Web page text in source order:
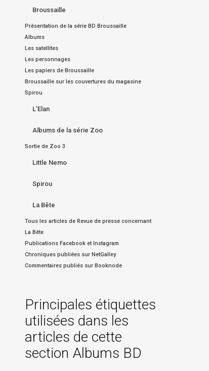
Broussaille
Présentation de la série BD Broussaille
Albums
Les satellites
Les personnages
Les papiers de Broussaille
Broussaille sur les couvertures du magasine
Spirou
L'Elan
Albums de la série Zoo
Sortie de Zoo 3
Little Nemo
Spirou
La Bête
Tous les articles de Revue de presse concernant
La Bête
Publications Facebook et Instagram
Chroniques publiées sur NetGalley
Commentaires publiés sur Booknode
Principales étiquettes
utilisées dans les
articles de cette
section Albums BD